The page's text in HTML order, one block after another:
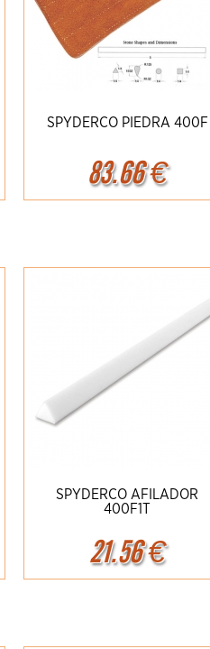
SPYDERCO PIEDRA 400F
83.66€
Ampliar Detalles
SPYDERCO AFILADOR
400F1T
21.56€
Ampliar Detalles